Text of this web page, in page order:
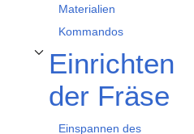
Materialien
Kommandos
Einrichten
der Fräse
Toggle Einrichten der Fräse subsection
Einspannen des